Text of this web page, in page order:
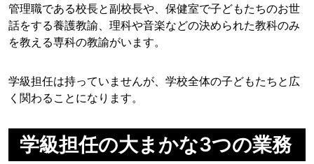
管理職である校長と副校長や、保健室で子どもたちのお世
話をする養護教諭、理科や音楽などの決められた教科のみ
を教える専科の教諭がいます。
学級担任は持っていませんが、学校全体の子どもたちと広
く関わることになります。
学級担任の大まかな3つの業務